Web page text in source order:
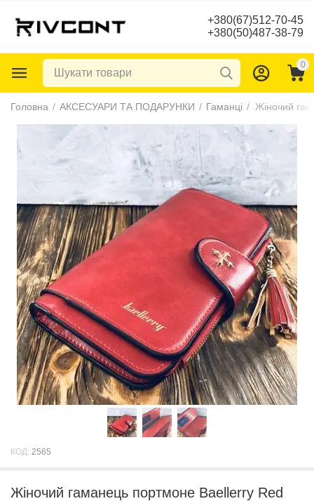
+380(67)512-70-45
+380(50)487-38-79
0
Головна / АКСЕСУАРИ ТА ПОДАРУНКИ / Гаманці / Жіночий
КОД: 2565
Жіночий гаманець портмоне Baellerry Red